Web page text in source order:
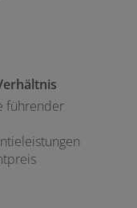
führender